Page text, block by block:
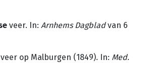
veer. In: Arnhems Dagbladvan 6
op Malburgen (1849). In: Med.